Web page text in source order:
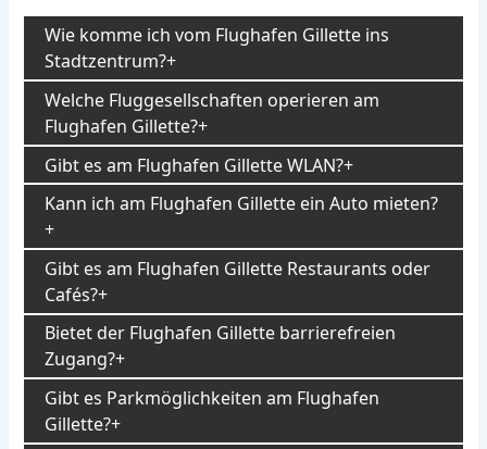
Wie komme ich vom Flughafen Gillette ins
Stadtzentrum?
Welche Fluggesellschaften operieren am
Flughafen Gillette?
Gibt es am Flughafen Gillette WLAN?
Kann ich am Flughafen Gillette ein Auto mieten?
Gibt es am Flughafen Gillette Restaurants oder
Cafés?
Bietet der Flughafen Gillette barrierefreien
Zugang?
Gibt es Parkmöglichkeiten am Flughafen
Gillette?